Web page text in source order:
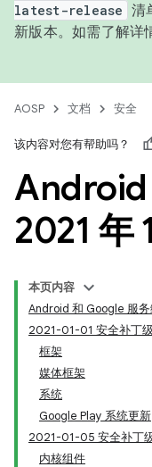
latest-release 清
新版本。如需了解详
AOSP 文档 安全
该内容对您有帮助吗？
Android
2021 年
本页内容
Android 和 Google 服
2021-01-01 安全补丁
框架
媒体框架
系统
Google Play 系统更新
2021-01-05 安全补丁
内核组件